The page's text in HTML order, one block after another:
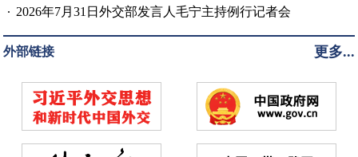
2026年7月31日外交部发言人毛宁主持例行记者会
外部链接 更多...